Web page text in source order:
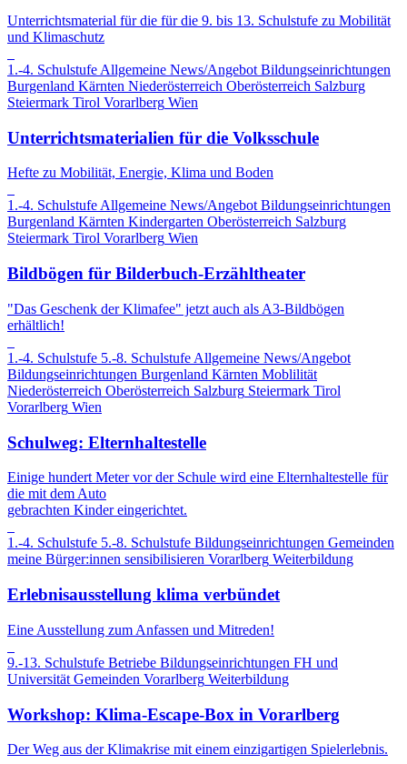
Unterrichtsmaterial für die für die 9. bis 13. Schulstufe zu Mobilität
und Klimaschutz
1.-4. Schulstufe Allgemeine News/Angebot Bildungseinrichtungen
Burgenland Kärnten Niederösterreich Oberösterreich Salzburg
Steiermark Tirol Vorarlberg Wien
Unterrichtsmaterialien für die Volksschule
Hefte zu Mobilität, Energie, Klima und Boden
1.-4. SchulstufeAllgemeine News/Angebot Bildungseinrichtungen
Burgenland Kärnten Kindergarten Oberösterreich Salzburg
Steiermark Tirol Vorarlberg Wien
Bildbögen für Bilderbuch-Erzähltheater
"Das Geschenk der Klimafee" jetzt auch als A3-Bildbögen
erhältlich!
1.-4. Schulstufe 5.-8. Schulstufe Allgemeine News/Angebot
Bildungseinrichtungen Burgenland Kärnten Moblilität
Niederösterreich Oberösterreich Salzburg Steiermark Tirol
Vorarlberg Wien
Schulweg: Elternhaltestelle
Einige hundert Meter vor der Schule wird eine Elternhaltestelle für
die mit dem Auto
gebrachten Kinder eingerichtet.
1.-4. Schulstufe 5.-8. Schulstufe Bildungseinrichtungen Gemeinden
meine Bürger:innen sensibilisieren Vorarlberg Weiterbildung
Erlebnisausstellung klima verbündet
Eine Ausstellung zum Anfassen und Mitreden!
9.-13. Schulstufe Betriebe Bildungseinrichtungen FH und
Universität Gemeinden Vorarlberg Weiterbildung
Workshop: Klima-Escape-Box in Vorarlberg
Der Weg aus der Klimakrise mit einem einzigartigen Spielerlebnis.